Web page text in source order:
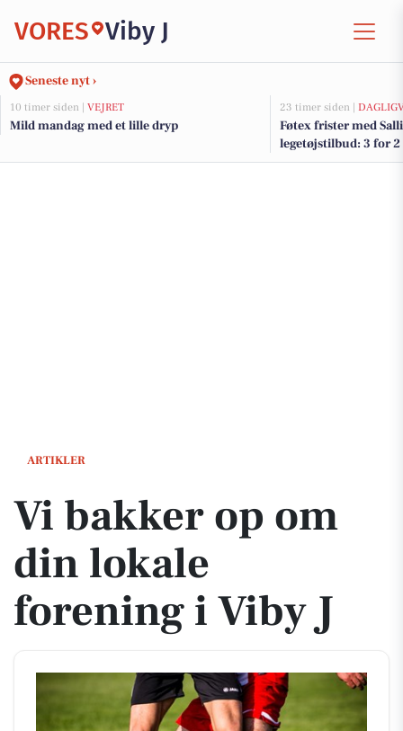
VORES Viby J
Seneste nyt ›
10 timer siden | VEJRET
Mild mandag med et lille dryp
23 timer siden |
Føtex frister med
legetøjstilbud: 3 for 2
ARTIKLER
Vi bakker op om din lokale forening i Viby J
Vi bakker op om
din lokale
forening i Viby J